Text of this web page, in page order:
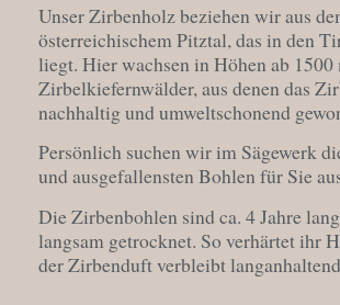
Unser Zirbenholz beziehen wir aus
österreichischem Pitztal, das in den
liegt. Hier wachsen in Höhen ab 1500
Zirbelkiefernwälder, aus denen das
nachhaltig und umweltschonend
Persönlich suchen wir im Sägewerk
und ausgefallensten Bohlen für Sie
Die Zirbenbohlen sind ca. 4 Jahre
langsam getrocknet. So verhärtet ihr
der Zirbenduft verbleibt